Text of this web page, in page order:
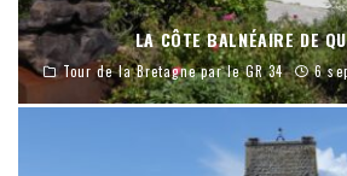
LA CÔTE BALNÉAIRE DE
Tour de la Bretagne par le GR 34 6